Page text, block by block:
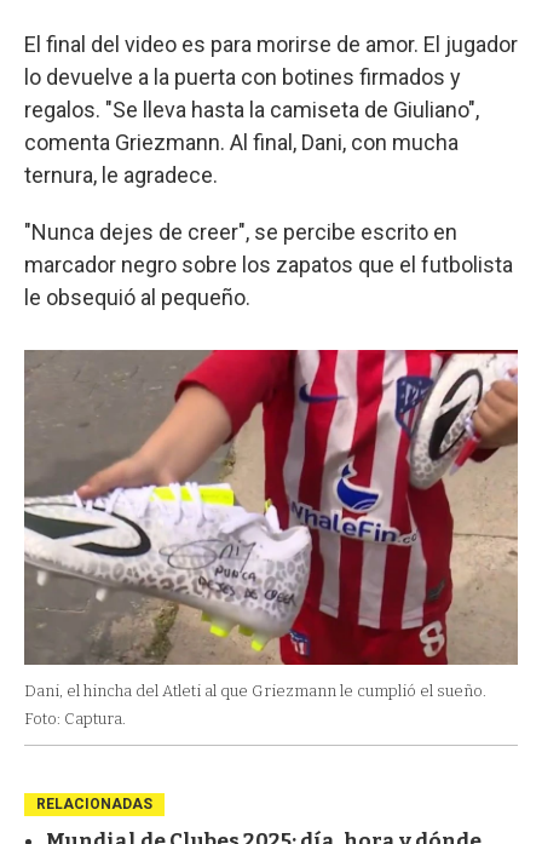
El final del video es para morirse de amor. El jugador
lo devuelve a la puerta con botines firmados y
regalos. "Se lleva hasta la camiseta de Giuliano",
comenta Griezmann. Al final, Dani, con mucha
ternura, le agradece.
"Nunca dejes de creer", se percibe escrito en
marcador negro sobre los zapatos que el futbolista
le obsequió al pequeño.
Dani, el hincha del Atleti al que Griezmann le cumplió el sueño.
Foto: Captura.
RELACIONADAS